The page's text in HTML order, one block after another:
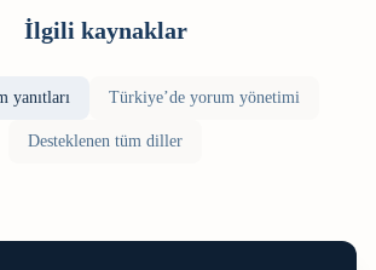
İlgili kaynaklar
yanıtları Türkiye’de yorum yönetimi
Desteklenen tüm diller